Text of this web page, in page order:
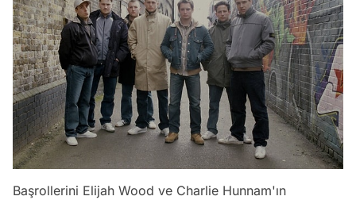
Başrollerini Elijah Wood ve Charlie Hunnam'ın